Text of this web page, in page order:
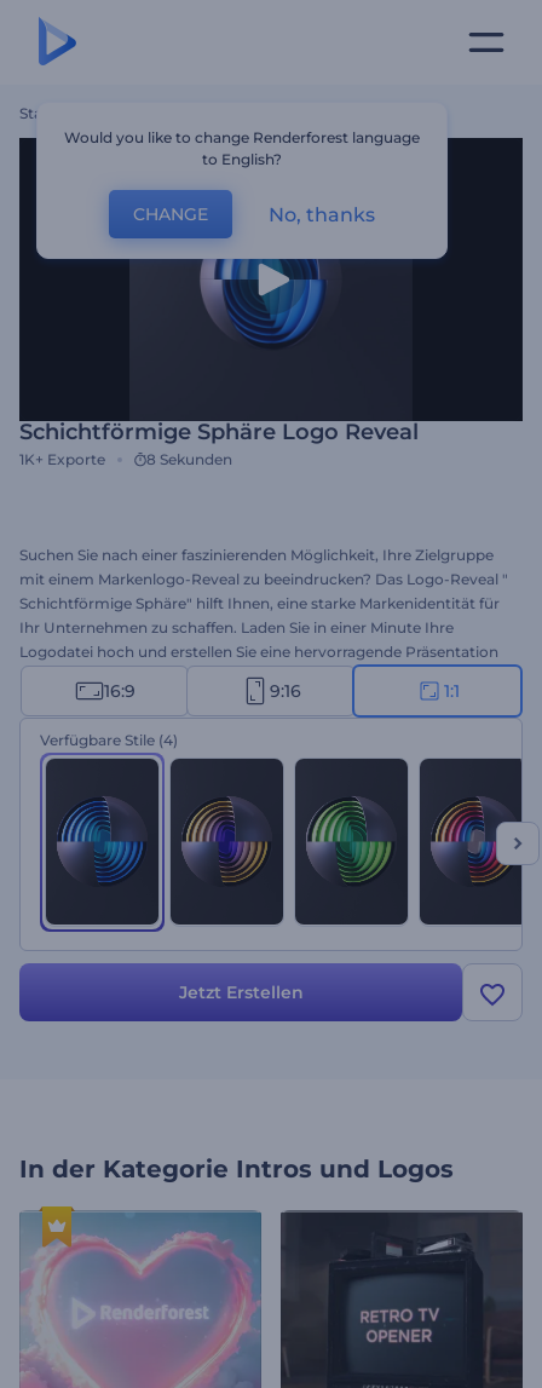
Startseite
Schichtförmige Sphäre Logo Reveal
1K+ Exporte 8 Sekunden
Suchen Sie nach einer faszinierenden Möglichkeit, Ihre Zielgruppe
mit einem Markenlogo-Reveal zu beeindrucken? Das Logo-Reveal "
Schichtförmige Sphäre" hilft Ihnen, eine starke Markenidentität für
Ihr Unternehmen zu schaffen. Laden Sie in einer Minute Ihre
Logodatei hoch und erstellen Sie eine hervorragende Präsentation
für Ihre Projekte. Perfekt geeignet für Firmenwerbung, TV-Spots,
Präsentationseröffnungen und vieles mehr. Erhöhen Sie mit Ihren
kreativen Projektpräsentationen den Bekanntheitsgrad Ihrer Marke.
Probieren Sie es jetzt aus!
16:9 9:16 1:1
Verfügbare Stile (4)
Jetzt Erstellen
In der Kategorie Intros und Logos
Would you like to change Renderforest language
to English?
CHANGE No, thanks